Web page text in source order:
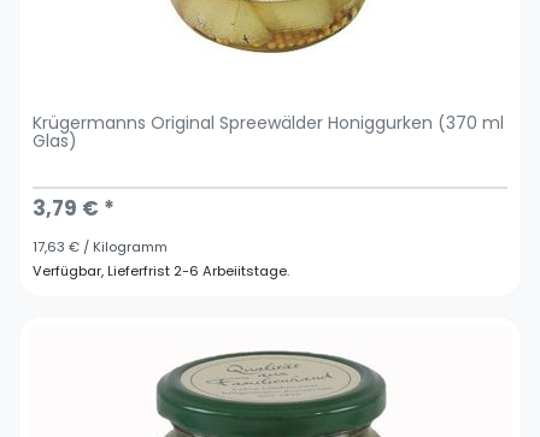
Krügermanns Original Spreewälder Honiggurken (370 ml
Glas)
3,79 € *
17,63 € / Kilogramm
Verfügbar, Lieferfrist 2-6 Arbeiitstage.